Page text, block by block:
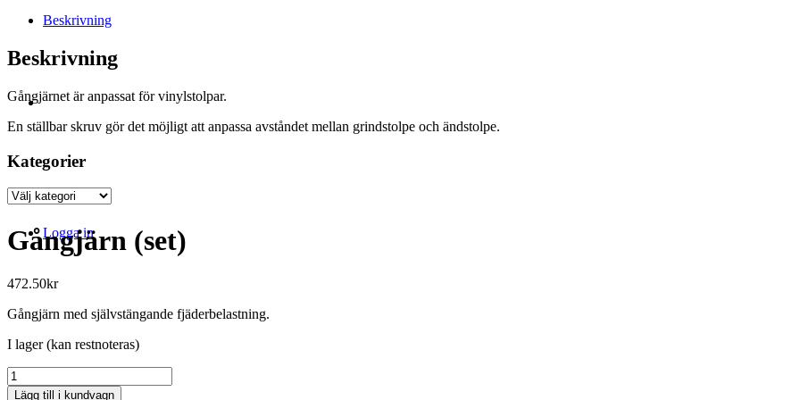
Logga in
Beskrivning
Beskrivning
Gångjärnet är anpassat för vinylstolpar.
En ställbar skruv gör det möjligt att anpassa avståndet mellan grindstolpe och ändstolpe.
Kategorier
Kategorier
Gångjärn (set)
472.50kr
Gångjärn med självstängande fjäderbelastning.
I lager (kan restnoteras)
Gångjärn
(set)
Lägg till i kundvagn